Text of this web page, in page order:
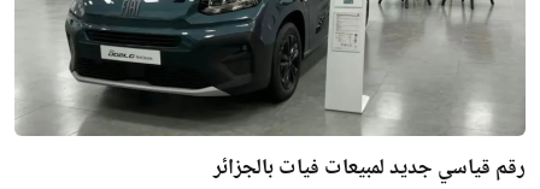
رقم قياسي جديد لمبيعات فيات بالجزائر